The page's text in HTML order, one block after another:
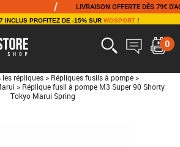
LIVRAISON OFFERTE DÈS 79€ D'ACHAT
INCLUS PROFITEZ DE -15% SUR WOSPORT!
0
les répliques > Répliques fusils à pompe >
> Réplique fusil à pompe M3 Super 90 Shorty
Tokyo Marui Spring